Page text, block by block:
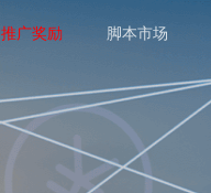
推广奖励 脚本市场